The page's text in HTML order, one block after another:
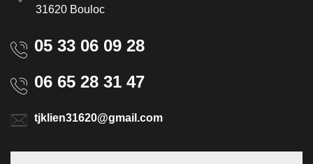
31620 Bouloc
05 33 06 09 28
06 65 28 31 47
tjklien31620@gmail.com